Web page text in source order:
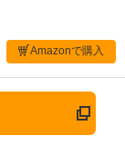
Amazonで購入